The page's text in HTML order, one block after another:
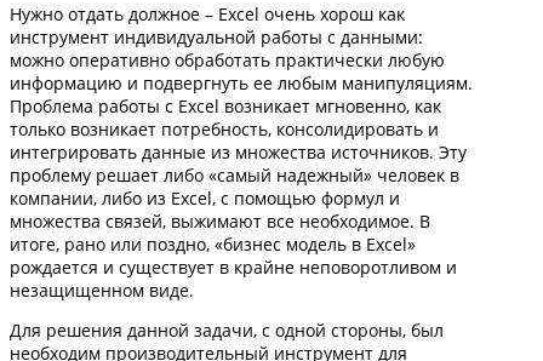
Нужно отдать должное – Excel очень хорош как
инструмент индивидуальной работы с данными:
можно оперативно обработать практически любую
информацию и подвергнуть ее любым манипуляциям.
Проблема работы с Excel возникает мгновенно, как
только возникает потребность, консолидировать и
интегрировать данные из множества источников. Эту
проблему решает либо «самый надежный» человек в
компании, либо из Excel, с помощью формул и
множества связей, выжимают все необходимое. В
итоге, рано или поздно, «бизнес модель в Excel»
рождается и существует в крайне неповоротливом и
незащищенном виде.
Для решения данной задачи, с одной стороны, был
необходим производительный инструмент для